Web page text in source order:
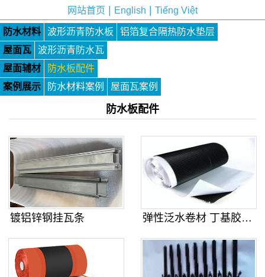
网站首页 English Tiếng Việt
防水材料 波形沥青防水板
铝箔复合隔热防水垫层
屋面瓦
波形沥青防水瓦
屋面辅材
防水板配件
案例展示
防水材料案例 屋面瓦案例
防水板配件
镀铝锌钢挂瓦条 弹性泛水卷材 丁基胶泛水自粘卷材